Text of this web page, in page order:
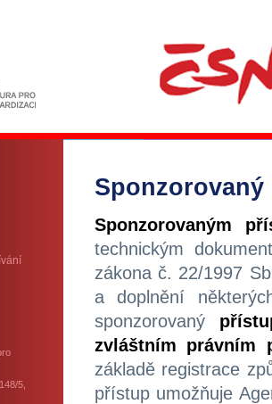
5,
Sponzorovaným
technickým
zákona č. 22/1997
a doplnění
sponzorovaný
zvláštním právním
základě registrace
přístup umožňuje